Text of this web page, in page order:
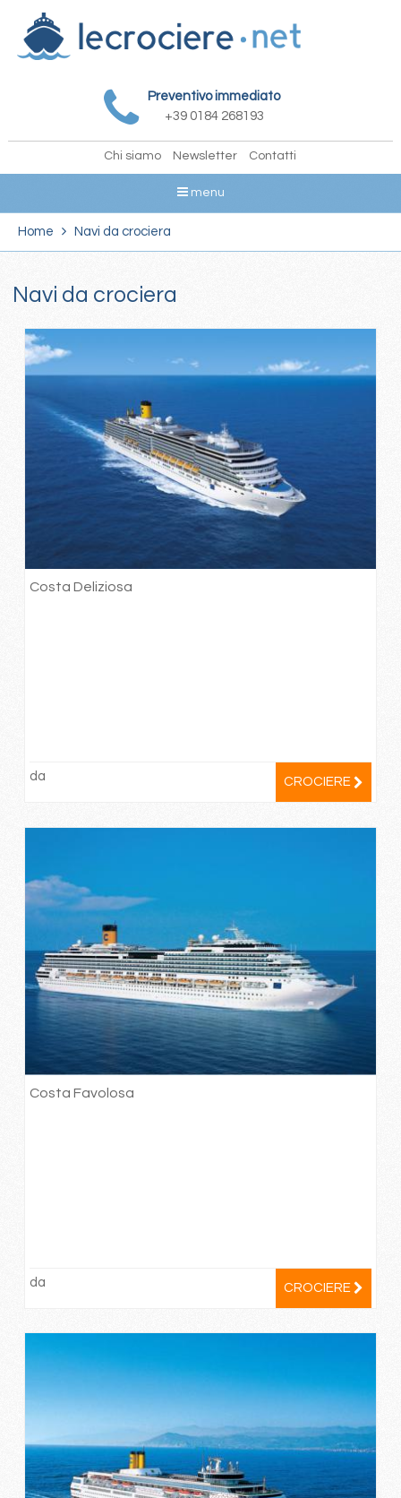
Preventivo immediato
+39 0184 268193
Chi siamo Newsletter Contatti
menu
Home Navi da crociera
Navi da crociera
Costa Deliziosa
da CROCIERE
Costa Favolosa
da CROCIERE